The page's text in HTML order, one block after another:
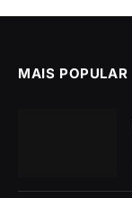
MAIS POPULAR